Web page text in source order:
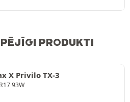
PRODUKTI
X Privilo TX-3
93W